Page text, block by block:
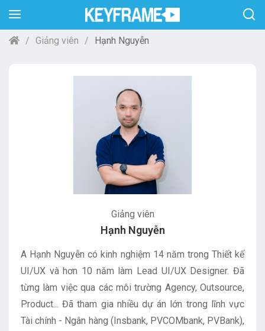
Giảng viên Hạnh Nguyễn
Giảng viên
Hạnh Nguyễn
A Hạnh Nguyễn có kinh nghiệm 14 năm trong Thiết kế
UI/UX và hơn 10 năm làm Lead UI/UX Designer. Đã
từng làm việc qua các môi trường Agency, Outsource,
Product... Đã tham gia nhiều dự án lớn trong lĩnh vực
Tài chính - Ngân hàng (Insbank, PVCOMbank, PVBank),